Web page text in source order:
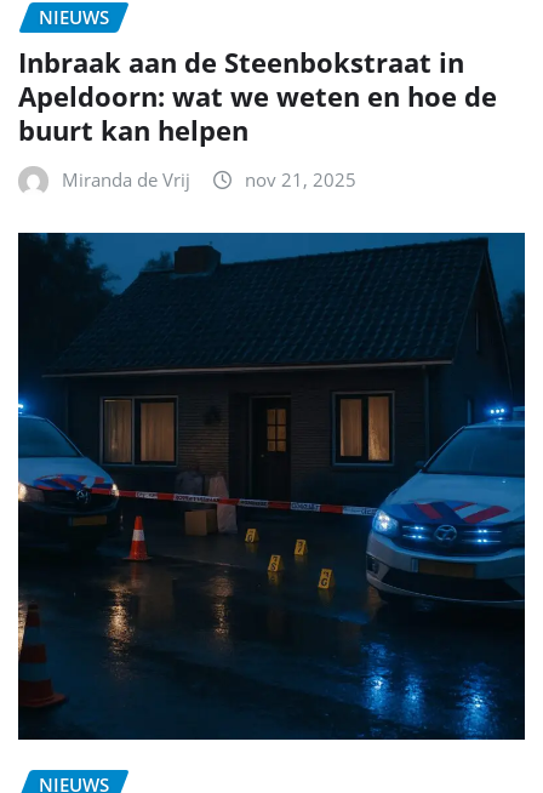
NIEUWS
Inbraak aan de Steenbokstraat in
Apeldoorn: wat we weten en hoe de
buurt kan helpen
Miranda de Vrij nov 21, 2025
NIEUWS